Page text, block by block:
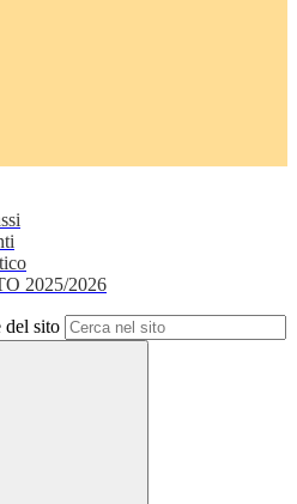
2025/2026
del sito